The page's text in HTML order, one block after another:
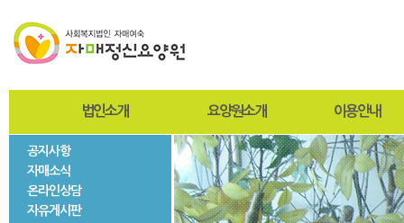
법인소개
사진자료
법인현황
요양원소개
인사말
설립목적 및 연혁
미션과비전
조직도
이용안내
입퇴원절차
찾아오시는길
사회재활서비스
공지사항
자매소식
온라인상담
자유게시판